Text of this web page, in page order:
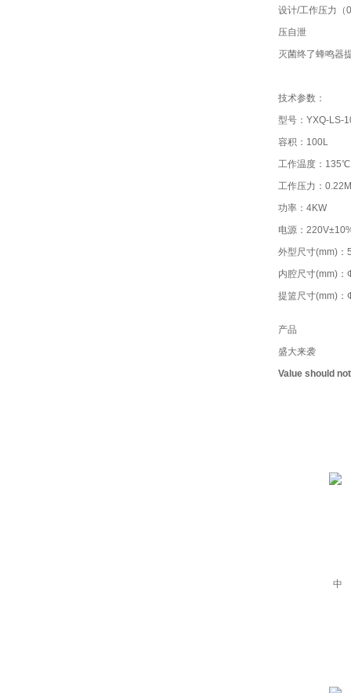
设计/工作压力（
压自泄
灭菌终了蜂鸣器
技术参数：
型号：YXQ-LS-
容积：100L
工作温度：135℃
工作压力：
功率：4KW
电源：
外型尺寸(mm)
内腔尺寸(mm)
提篮尺寸(mm)
产品
盛大来袭
Value should
中